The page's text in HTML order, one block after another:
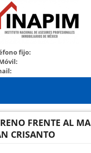
fijo:
+529994536141
FRENTE AL
CRISANTO